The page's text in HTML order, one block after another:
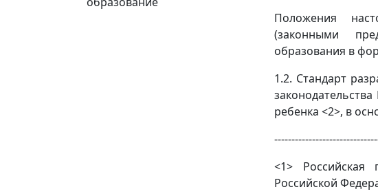
Положения
(законными
образования в
1.2. Стандарт
ребенка <2>, в
<1> Российская
Российской